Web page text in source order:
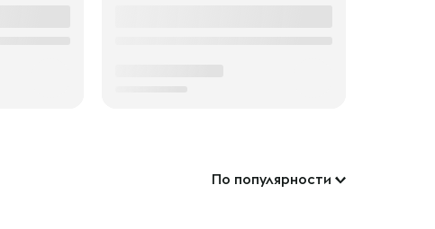
По популярности